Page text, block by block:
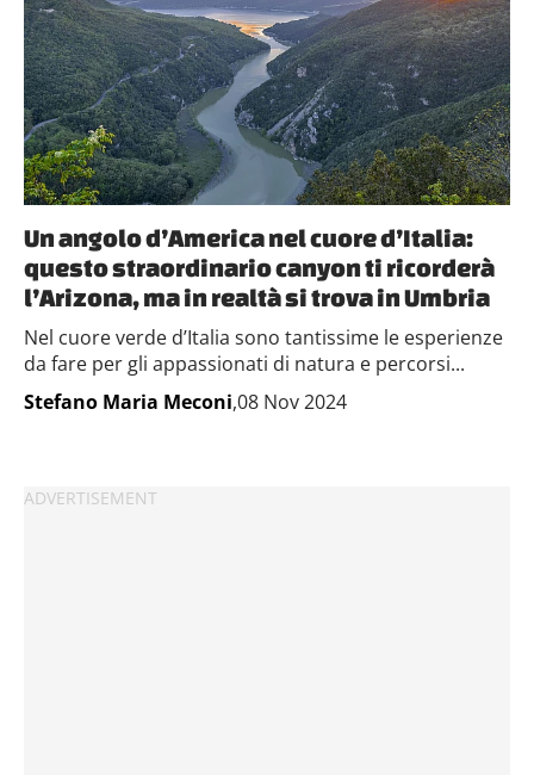
Un angolo d’America nel cuore d’Italia:
questo straordinario canyon ti ricorderà
l’Arizona, ma in realtà si trova in Umbria
Nel cuore verde d’Italia sono tantissime le esperienze
da fare per gli appassionati di natura e percorsi...
Stefano Maria Meconi,08 Nov 2024